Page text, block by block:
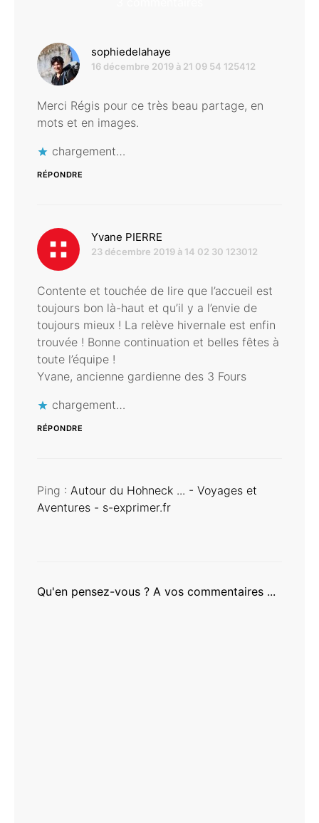
sophiedelahaye
16 décembre 2019 à 21 09 54 125412
Merci Régis pour ce très beau partage, en
mots et en images.
chargement…
RÉPONDRE
Yvane PIERRE
23 décembre 2019 à 14 02 30 123012
Contente et touchée de lire que l’accueil est
toujours bon là-haut et qu’il y a l’envie de
toujours mieux ! La relève hivernale est enfin
trouvée ! Bonne continuation et belles fêtes à
toute l’équipe !
Yvane, ancienne gardienne des 3 Fours
chargement…
RÉPONDRE
Ping : Autour du Hohneck ... - Voyages et
Aventures - s-exprimer.fr
Qu'en pensez-vous ? A vos commentaires ...